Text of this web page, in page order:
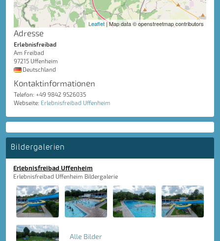
Leaflet| Map data © openstreetmap contributors
Adresse
Erlebnisfreibad
Am Freibad
97215 Uffenheim
Deutschland
Kontaktinformationen
Telefon: +49 9842 9526035
Webseite: Erlebnisfreibad Uffenheim
Bildergalerien
Erlebnisfreibad Uffenheim
Erlebnisfreibad Uffenheim Bildergalerie
Alle Bilder